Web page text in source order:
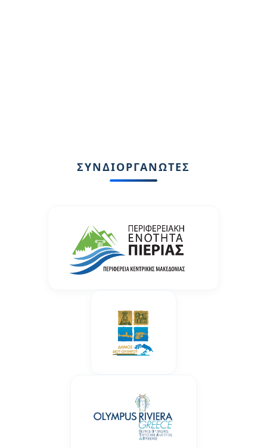
ΣΥΝΔΙΟΡΓΑΝΩΤΕΣ